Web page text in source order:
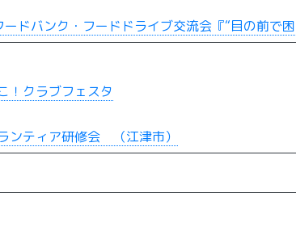
ドバンク・フードドライブ交流会『“目の前で
！クラブフェスタ
ティア研修会 （江津市）